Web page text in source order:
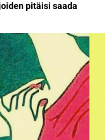
pitäisi saada